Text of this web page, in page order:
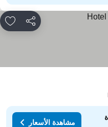
مشاركة
مشاهدة الأسعار